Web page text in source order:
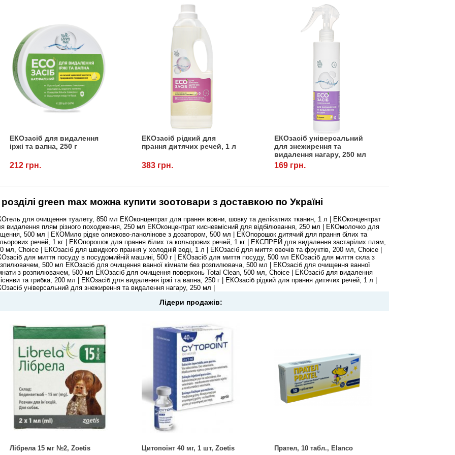
ЕКОзасіб для видалення
іржі та вапна, 250 г
212 грн.
ЕКОзасіб рідкий для
прання дитячих речей, 1 л
383 грн.
ЕКОзасіб універсальний
для знежирення та
видалення нагару, 250 мл
169 грн.
green maxможна купити зоотовари з доставкою по Україні
для очищення туалету, 850 мл ЕКОконцентрат для прання вовни, шовку та делікатних тканин, 1 л | ЕКОконцентрат
видалення плям різного походження, 250 мл ЕКОконцентрат кисневмісний для відбілювання, 250 мл | ЕКОмолочко для
500 мл | ЕКОМило рідке оливково-ланолінове з дозатором, 500 мл | ЕКОпорошок дитячий для прання білих та
речей, 1 кг | ЕКОпорошок для прання білих та кольорових речей, 1 кг | ЕКСПРЕЙ для видалення застарілих плям,
мл, Choice | ЕКОзасіб для швидкого прання у холодній воді, 1 л | ЕКОзасіб для миття овочів та фруктів, 200 мл, Choice |
для миття посуду в посудомийній машині, 500 г | ЕКОзасіб для миття посуду, 500 мл ЕКОзасіб для миття скла з
500 мл ЕКОзасіб для очищення ванної кімнати без розпилювача, 500 мл | ЕКОзасіб для очищення ванної
з розпилювачем, 500 мл ЕКОзасіб для очищення поверхонь Total Сlean, 500 мл, Choice | ЕКОзасіб для видалення
​​та грибка, 200 мл | ЕКОзасіб для видалення іржі та вапна, 250 г | ЕКОзасіб рідкий для прання дитячих речей, 1 л |
універсальний для знежирення та видалення нагару, 250 мл |
Лідери продажів:
Лібрела 15 мг №2, Zoetis Цитопоінт 40 мг, 1 шт, Zoetis Прател, 10 табл., Elanco